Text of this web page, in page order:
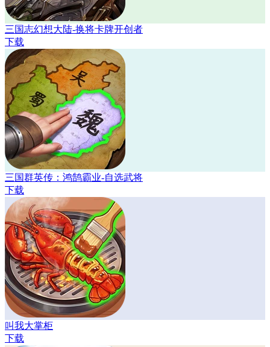
三国志幻想大陆-换将卡牌开创者
下载
三国群英传：鸿鹄霸业-自选武将
下载
叫我大掌柜
下载